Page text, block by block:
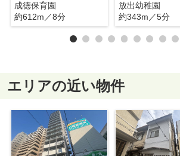
成徳保育園
約612m／8分
放出幼稚園
約343m／5分
エリアの近い物件